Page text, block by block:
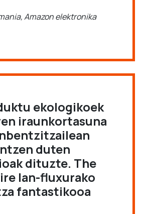
Amazon elektronika
ekologikoek
iraunkortasuna
duten
dituzte. The
lan-fluxurako
fantastikooa